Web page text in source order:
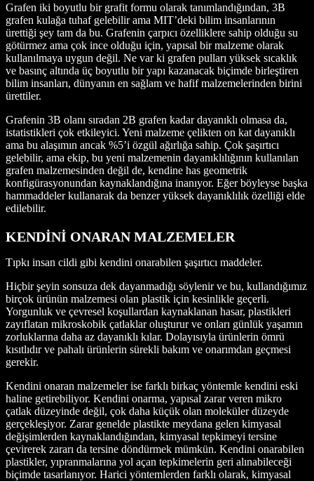
Grafen iki boyutlu bir grafit formu olarak tanımlandığından, 3B
grafen kulağa tuhaf gelebilir ama MIT’deki bilim insanlarının
ürettiği şey tam da bu. Grafenin çarpıcı özelliklere sahip olduğu su
götürmez ama çok ince olduğu için, yapısal bir malzeme olarak
kullanılmaya uygun değil. Ne var ki grafen pulları yüksek sıcaklık
ve basınç altında üç boyutlu bir yapı kazanacak biçimde birleştiren
bilim insanları, dünyanın en sağlam ve hafif malzemelerinden birini
ürettiler.
Grafenin 3B olanı sıradan 2B grafen kadar dayanıklı olmasa da,
istatistikleri çok etkileyici. Yeni malzeme çelikten on kat dayanıklı
ama bu alaşımın ancak %5’i özgül ağırlığa sahip. Çok şaşırtıcı
gelebilir, ama ekip, bu yeni malzemenin dayanıklılığının kullanılan
grafen malzemesinden değil de, kendine has geometrik
konfigürasyonundan kaynaklandığına inanıyor. Eğer böyleyse başka
hammaddeler kullanarak da benzer yüksek dayanıklılık özelliği elde
edilebilir.
KENDİNİ ONARAN MALZEMELER
Tıpkı insan cildi gibi kendini onarabilen şaşırtıcı maddeler.
Hiçbir şeyin sonsuza dek dayanmadığı söylenir ve bu, kullandığımız
birçok ürünün malzemesi olan plastik için kesinlikle geçerli.
Yorgunluk ve çevresel koşullardan kaynaklanan hasar, plastikleri
zayıflatan mikroskobik çatlaklar oluşturur ve onları günlük yaşamın
zorluklarına daha az dayanıklı kılar. Dolayısıyla ürünlerin ömrü
kısıtlıdır ve pahalı ürünlerin sürekli bakım ve onarımdan geçmesi
gerekir.
Kendini onaran malzemeler ise farklı birkaç yöntemle kendini eski
haline getirebiliyor. Kendini onarma, yapısal zarar veren mikro
çatlak düzeyinde değil, çok daha küçük olan moleküler düzeyde
gerçekleşiyor. Zarar genelde plastikte meydana gelen kimyasal
değişimlerden kaynaklandığından, kimyasal tepkimeyi tersine
çevirerek zararı da tersine döndürmek mümkün. Kendini onarabilen
plastikler, yıpranmalarına yol açan tepkimelerin geri alınabileceği
biçimde tasarlanıyor. Harici yöntemlerden farklı olarak, kimyasal